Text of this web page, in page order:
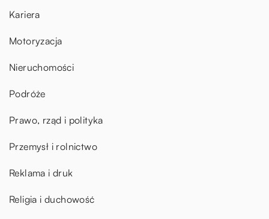
Kariera
Motoryzacja
Nieruchomości
Podróże
Prawo, rząd i polityka
Przemysł i rolnictwo
Reklama i druk
Religia i duchowość